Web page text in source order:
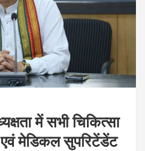
में सभी चिकित्सा
एवं मेडिकल सुपरिटेंडेंट